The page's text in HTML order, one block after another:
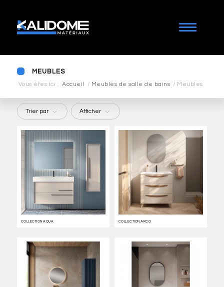
MEUBLES
Vous êtes ici : Accueil / Meubles de salle de bains / Meubles
Trier par Afficher
COLLECTION AQUA COLLECTION ARCO